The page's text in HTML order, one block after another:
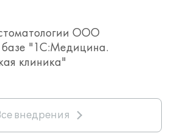
ООО
"1С:Медицина.
клиника"
внедрения